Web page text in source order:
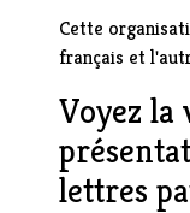
Cette
français et
Voyez la
lettres